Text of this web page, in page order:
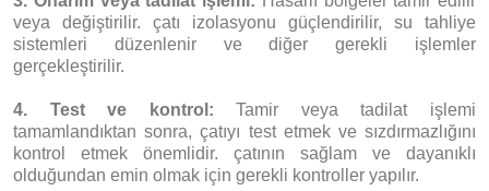
veya değiştirilir. çatı izolasyonu güçlendirilir, su tahliye
sistemleri düzenlenir ve diğer gerekli işlemler
gerçekleştirilir.
4. Test ve kontrol:Tamir veya tadilat işlemi
tamamlandıktan sonra, çatıyı test etmek ve sızdırmazlığını
kontrol etmek önemlidir. çatının sağlam ve dayanıklı
olduğundan emin olmak için gerekli kontroller yapılır.